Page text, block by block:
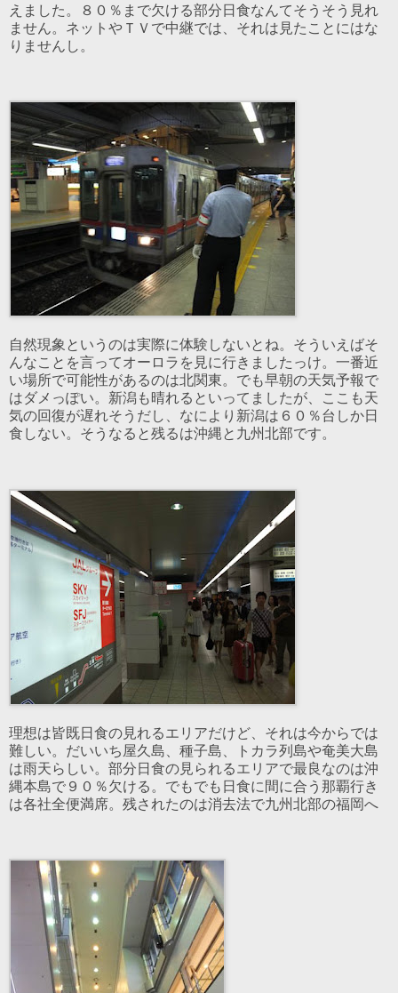
えました。８０％まで欠ける部分日食なんてそうそう見れ
ません。ネットやＴＶで中継では、それは見たことにはな
りませんし。
自然現象というのは実際に体験しないとね。そういえばそ
んなことを言ってオーロラを見に行きましたっけ。一番近
い場所で可能性があるのは北関東。でも早朝の天気予報で
はダメっぽい。新潟も晴れるといってましたが、ここも天
気の回復が遅れそうだし、なにより新潟は６０％台しか日
食しない。そうなると残るは沖縄と九州北部です。
理想は皆既日食の見れるエリアだけど、それは今からでは
難しい。だいいち屋久島、種子島、トカラ列島や奄美大島
は雨天らしい。部分日食の見られるエリアで最良なのは沖
縄本島で９０％欠ける。でもでも日食に間に合う那覇行き
は各社全便満席。残されたのは消去法で九州北部の福岡へ